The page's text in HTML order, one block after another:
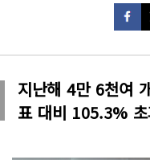
지난해 4만 6천여
표 대비 105.3%